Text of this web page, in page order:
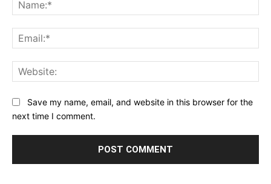
Save my name, email, and website in this browser for the
next time I comment.